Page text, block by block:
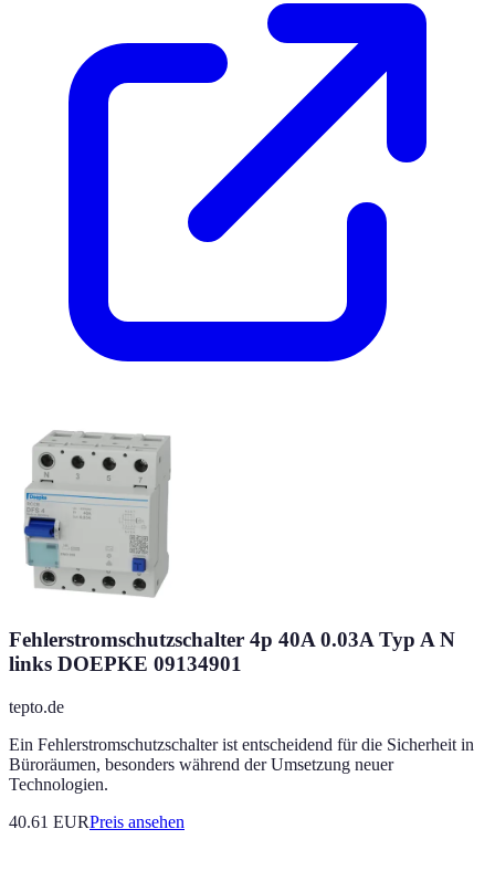
Fehlerstromschutzschalter 4p 40A 0.03A Typ A N
links DOEPKE 09134901
tepto.de
Ein Fehlerstromschutzschalter ist entscheidend für die Sicherheit in
Büroräumen, besonders während der Umsetzung neuer
Technologien.
40.61 EURPreis ansehen